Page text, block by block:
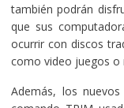
también podrán
que sus
ocurrir con discos
como video juegos o
Además, los